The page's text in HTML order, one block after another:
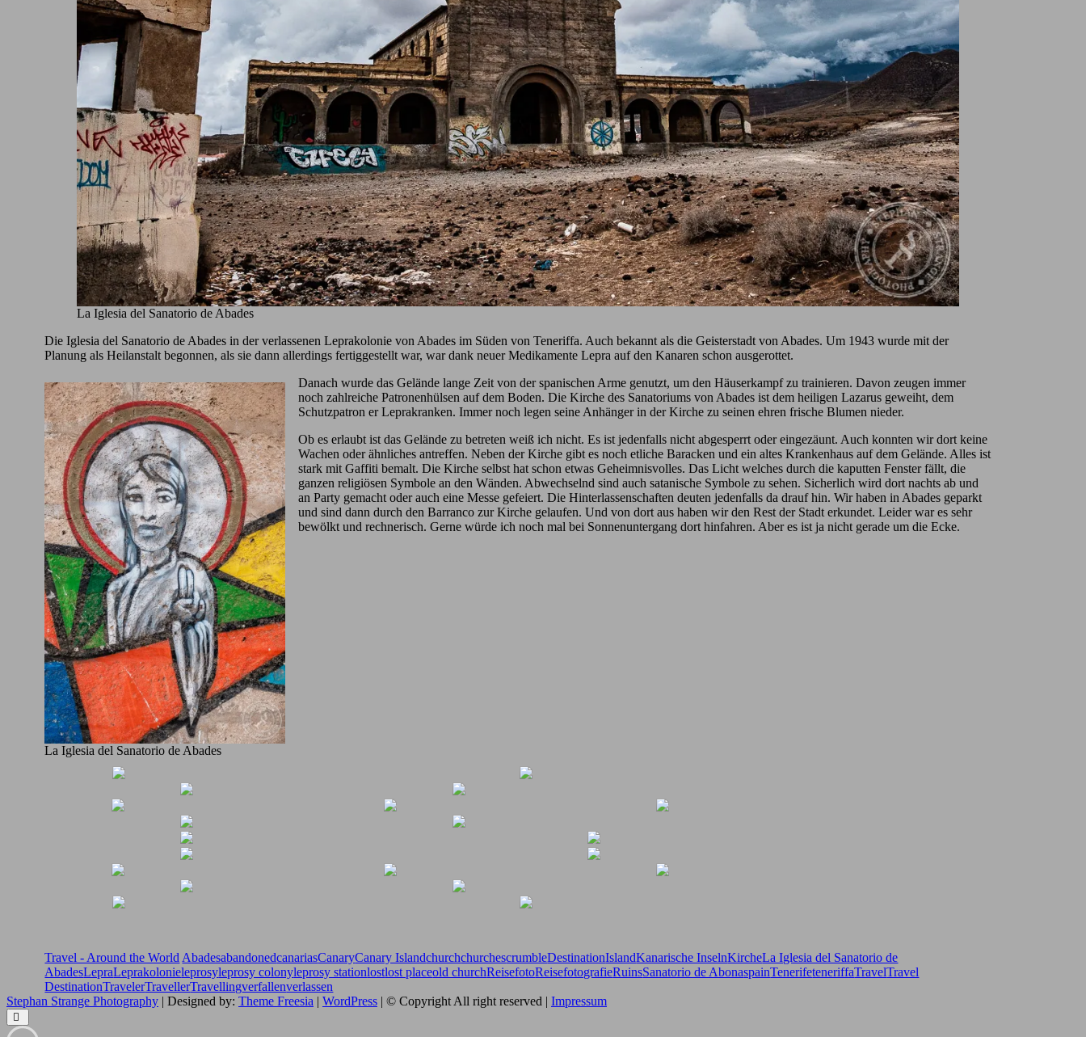
La Iglesia del Sanatorio de Abades
Die Iglesia del Sanatorio de Abades in der verlassenen Leprakolonie von Abades im Süden von Teneriffa. Auch bekannt als die Geisterstadt von Abades. Um 1943 wurde mit der
Planung als Heilanstalt begonnen, als sie dann allerdings fertiggestellt war, war dank neuer Medikamente Lepra auf den Kanaren schon ausgerottet.
La Iglesia del Sanatorio de Abades
Danach wurde das Gelände lange Zeit von der spanischen Arme genutzt, um den Häuserkampf zu trainieren. Davon zeugen immer
noch zahlreiche Patronenhülsen auf dem Boden. Die Kirche des Sanatoriums von Abades ist dem heiligen Lazarus geweiht, dem
Schutzpatron er Leprakranken. Immer noch legen seine Anhänger in der Kirche zu seinen ehren frische Blumen nieder.
Ob es erlaubt ist das Gelände zu betreten weiß ich nicht. Es ist jedenfalls nicht abgesperrt oder eingezäunt. Auch konnten wir dort keine
Wachen oder ähnliches antreffen. Neben der Kirche gibt es noch etliche Baracken und ein altes Krankenhaus auf dem Gelände. Alles ist
stark mit Gaffiti bemalt. Die Kirche selbst hat schon etwas Geheimnisvolles. Das Licht welches durch die kaputten Fenster fällt, die
ganzen religiösen Symbole an den Wänden. Abwechselnd sind auch satanische Symbole zu sehen. Sicherlich wird dort nachts ab und
an Party gemacht oder auch eine Messe gefeiert. Die Hinterlassenschaften deuten jedenfalls da drauf hin. Wir haben in Abades geparkt
und sind dann durch den Barranco zur Kirche gelaufen. Und von dort aus haben wir den Rest der Stadt erkundet. Leider war es sehr
bewölkt und rechnerisch. Gerne würde ich noch mal bei Sonnenuntergang dort hinfahren. Aber es ist ja nicht gerade um die Ecke.
Travel - Around the World AbadesabandonedcanariasCanaryCanary IslandchurchchurchescrumbleDestinationIslandKanarische InselnKircheLa Iglesia del Sanatorio de
AbadesLepraLeprakolonieleprosyleprosy colonyleprosy stationlostlost placeold churchReisefotoReisefotografieRuinsSanatorio de AbonaspainTenerifeteneriffaTravelTravel
DestinationTravelerTravellerTravellingverfallenverlassen
Stephan Strange Photography | Designed by: Theme Freesia | WordPress | © Copyright All right reserved | Impressum